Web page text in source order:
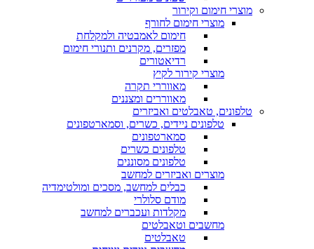
מוצרי חימום וקירור
מוצרי חימום לחורף
חימום לאמבטיה ולמקלחת
מפזרים, מקרנים ותנורי חימום
רדיאטורים
מוצרי קירור לקיץ
מאווררי תקרה
מאווררים ומצננים
טלפונים, טאבלטים ואביזרים
טלפונים ניידים, כשרים, וסמארטפונים
סמארטפונים
טלפונים כשרים
טלפונים מסוננים
מוצרים ואביזרים למחשב
כבלים למחשב, מסכים ומולטימדיה
מודם סלולרי
מקלדות ועכברים למחשב
מחשבים וטאבלטים
טאבלטים